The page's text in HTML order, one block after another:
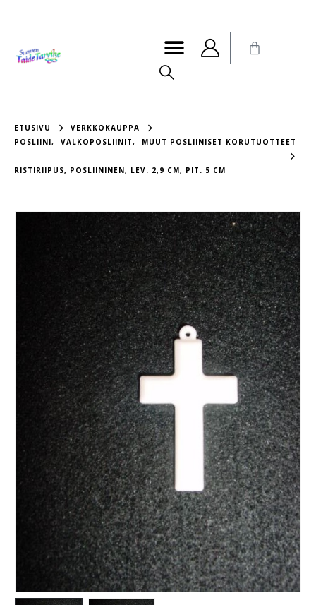
ETUSIVU
VERKKOKAUPPA
POSLIINI, VALKOPOSLIINIT, MUUT POSLIINISET KORUTUOTTEET
RISTIRIIPUS, POSLIININEN, LEV. 2,9 CM, PIT. 5 CM